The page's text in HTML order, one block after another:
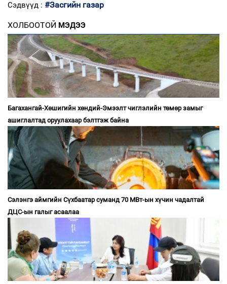
Сэдвүүд : #Засгийн газар
ХОЛБООТОЙ МЭДЭЭ
Багахангай-Хөшигийн хөндий-Эмээлт чиглэлийн төмөр замыг
ашиглалтад оруулахаар бэлтгэж байна
Сэлэнгэ аймгийн Сүхбаатар суманд 70 МВт-ын хүчин чадалтай
ДЦС-ын галыг асаалаа